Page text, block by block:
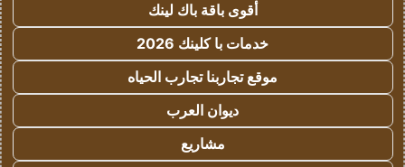
أقوى باقة باك لينك
خدمات با كلينك 2026
موقع تجاربنا تجارب الحياه
ديوان العرب
مشاريع